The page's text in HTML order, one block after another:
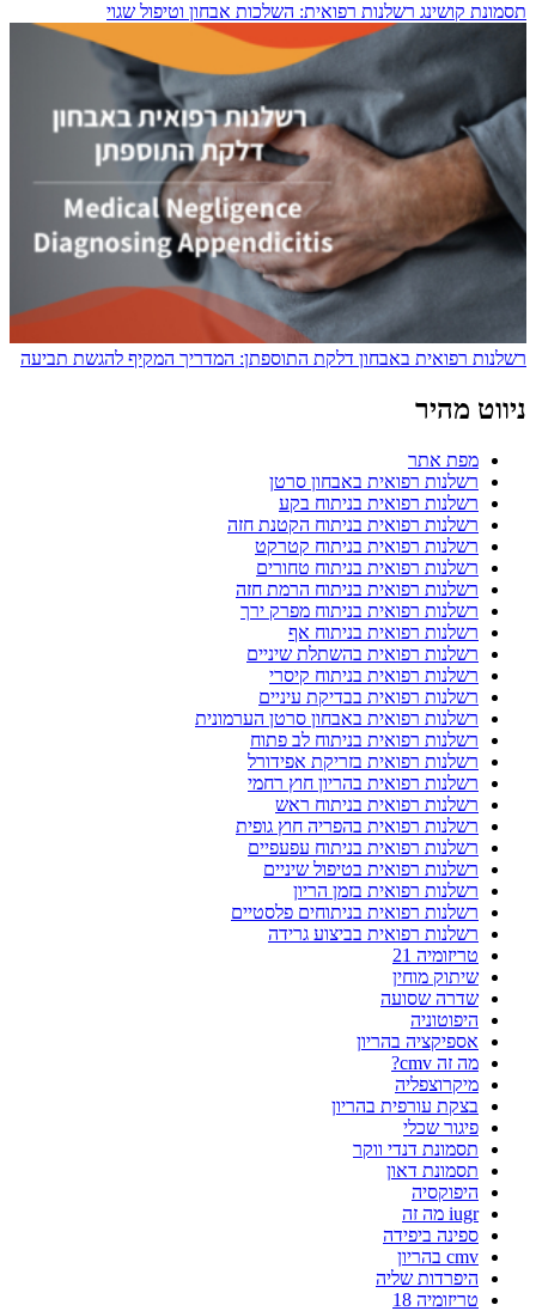
תסמונת קושינג רשלנות רפואית: השלכות אבחון וטיפול שגוי
רשלנות רפואית באבחון דלקת התוספתן: המדריך המקיף להגשת תביעה
ניווט מהיר
מפת אתר
רשלנות רפואית באבחון סרטן
רשלנות רפואית בניתוח בקע
רשלנות רפואית בניתוח הקטנת חזה
רשלנות רפואית בניתוח קטרקט
רשלנות רפואית בניתוח טחורים
רשלנות רפואית בניתוח הרמת חזה
רשלנות רפואית בניתוח מפרק ירך
רשלנות רפואית בניתוח אף
רשלנות רפואית בהשתלת שיניים
רשלנות רפואית בניתוח קיסרי
רשלנות רפואית בבדיקת עיניים
רשלנות רפואית באבחון סרטן הערמונית
רשלנות רפואית בניתוח לב פתוח
רשלנות רפואית בזריקת אפידורל
רשלנות רפואית בהריון חוץ רחמי
רשלנות רפואית בניתוח ראש
רשלנות רפואית בהפריה חוץ גופית
רשלנות רפואית בניתוח עפעפיים
רשלנות רפואית בטיפול שיניים
רשלנות רפואית בזמן הריון
רשלנות רפואית בניתוחים פלסטיים
רשלנות רפואית בביצוע גרידה
טריזומיה 21
שיתוק מוחין
שדרה שסועה
היפוטוניה
אספיקציה בהריון
מה זה cmv?
מיקרוצפליה
בצקת עורפית בהריון
פיגור שכלי
תסמונת דנדי ווקר
תסמונת דאון
היפוקסיה
iugr מה זה
ספינה ביפידה
cmv בהריון
היפרדות שליה
טריזומיה 18